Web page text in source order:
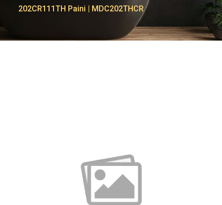
202CR111TH Paini | MDC202THCR